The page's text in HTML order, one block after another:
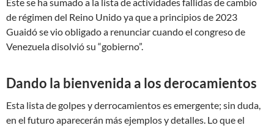
de régimen del Reino Unido ya que a principios de 2023
Guaidó se vio obligado a renunciar cuando el congreso de
Venezuela disolvió su “gobierno”.
Dando la bienvenida a los derocamientos
Esta lista de golpes y derrocamientos es emergente; sin duda,
en el futuro aparecerán más ejemplos y detalles. Lo que el